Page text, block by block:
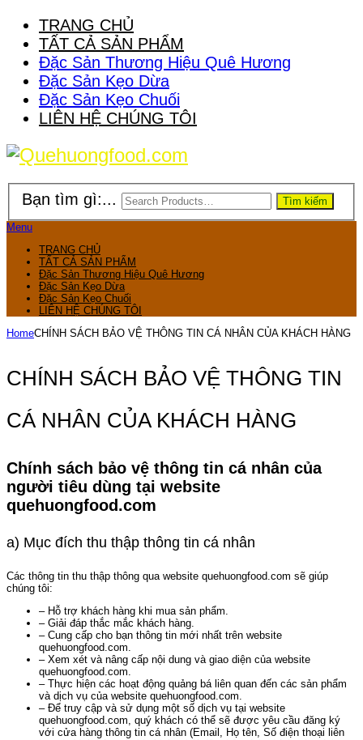
TRANG CHỦ
TẤT CẢ SẢN PHẨM
Đặc Sản Thương Hiệu Quê Hương
Đặc Sản Kẹo Dừa
Đặc Sản Kẹo Chuối
LIÊN HỆ CHÚNG TÔI
Bạn tìm gì:... Tìm kiếm
Menu
TRANG CHỦ
TẤT CẢ SẢN PHẨM
Đặc Sản Thương Hiệu Quê Hương
Đặc Sản Kẹo Dừa
Đặc Sản Kẹo Chuối
LIÊN HỆ CHÚNG TÔI
HomeCHÍNH SÁCH BẢO VỆ THÔNG TIN CÁ NHÂN CỦA KHÁCH HÀNG
CHÍNH SÁCH BẢO VỆ THÔNG TIN
CÁ NHÂN CỦA KHÁCH HÀNG
Chính sách bảo vệ thông tin cá nhân của
người tiêu dùng tại website
quehuongfood.com
a) Mục đích thu thập thông tin cá nhân
Các thông tin thu thập thông qua website quehuongfood.com sẽ giúp
chúng tôi:
– Hỗ trợ khách hàng khi mua sản phẩm.
– Giải đáp thắc mắc khách hàng.
– Cung cấp cho bạn thông tin mới nhất trên website
quehuongfood.com.
– Xem xét và nâng cấp nội dung và giao diện của website
quehuongfood.com.
– Thực hiện các hoạt động quảng bá liên quan đến các sản phẩm
và dịch vụ của website quehuongfood.com.
– Để truy cập và sử dụng một số dịch vụ tại website
quehuongfood.com, quý khách có thể sẽ được yêu cầu đăng ký
với cửa hàng thông tin cá nhân (Email, Họ tên, Số điện thoại liên